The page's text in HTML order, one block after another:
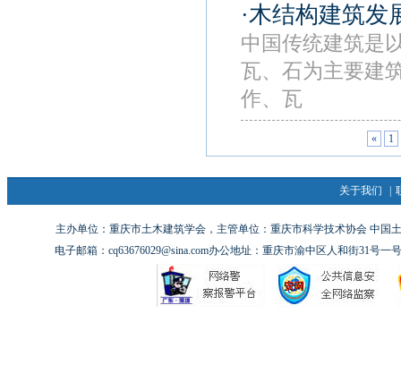
·木结构建筑发
中国传统建筑是
瓦、石为主要建
作、瓦
« 1
关于我们
主办单位：重庆市土木建筑学会，主管单位：重庆市科学技术协会 中国
电子邮箱：cq63676029@sina.com办公地址：重庆市渝中区人和街31号一